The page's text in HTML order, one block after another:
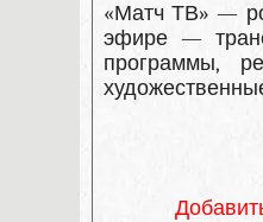
«Матч ТВ» —
эфире —
программы,